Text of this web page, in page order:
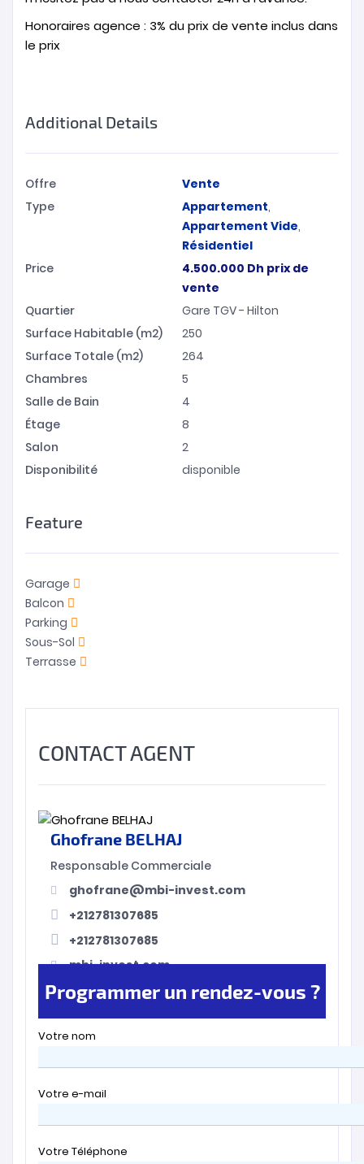
Honoraires agence : 3% du prix de vente inclus dans
le prix
Additional Details
Offre
Vente
Type
Appartement,
Appartement Vide,
Résidentiel
Price
4.500.000 Dh prix de
vente
Quartier
Gare TGV - Hilton
Surface Habitable (m2)
250
Surface Totale (m2)
264
Chambres
5
Salle de Bain
4
Étage
8
Salon
2
Disponibilité
disponible
Feature
Garage
Balcon
Parking
Sous-Sol
Terrasse
CONTACT AGENT
Ghofrane BELHAJ
Responsable Commerciale
ghofrane@mbi-invest.com
+212781307685
+212781307685
mbi-invest.com
Programmer un rendez-vous ?
Votre nom
Votre e-mail
Votre Téléphone